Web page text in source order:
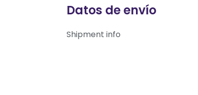
Datos de envío
Shipment info